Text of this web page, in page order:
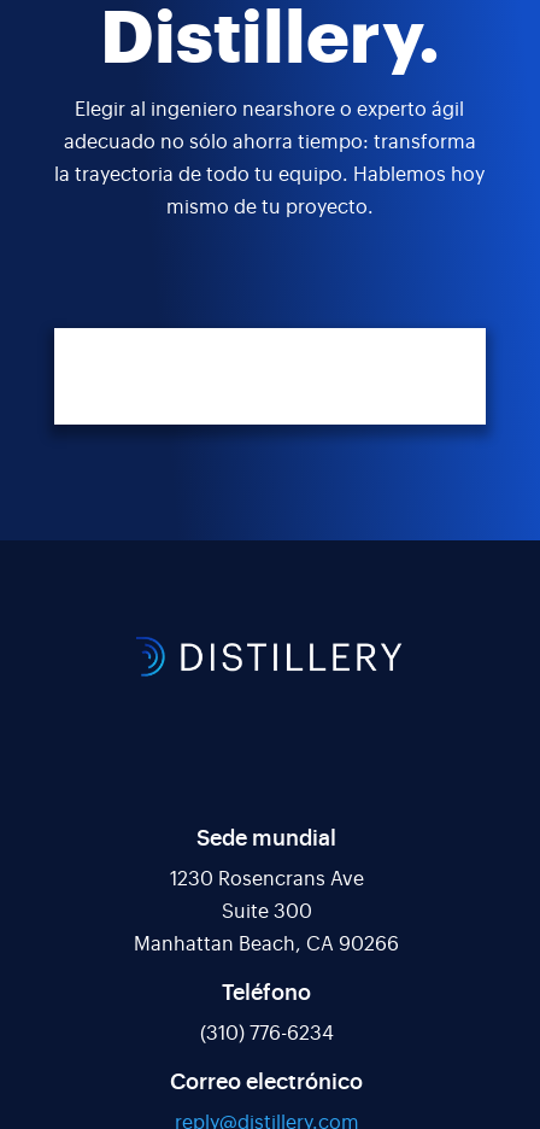
Distillery.
Elegir al ingeniero nearshore o experto ágil
adecuado no sólo ahorra tiempo: transforma
la trayectoria de todo tu equipo. Hablemos hoy
mismo de tu proyecto.
Sede mundial
1230 Rosencrans Ave
Suite 300
Manhattan Beach, CA 90266
Teléfono
(310) 776-6234
Correo electrónico
reply@distillery.com